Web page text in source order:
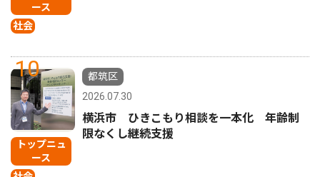
ース
社会
10
トップニュ
ース
都筑区
2026.07.30
横浜市 ひきこもり相談を一本化 年齢制
限なくし継続支援